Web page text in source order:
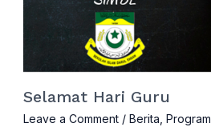
Selamat Hari Guru
Leave a Comment / Berita Program